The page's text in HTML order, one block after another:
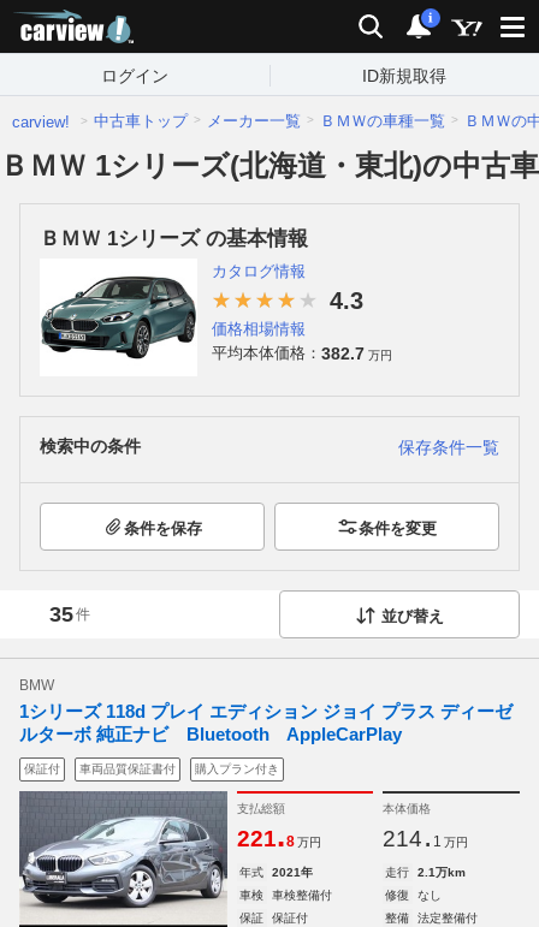
検索 通知
i
ログイン ID新規取得
carview! 中古車トップ メーカー一覧 ＢＭＷの車種一覧 ＢＭＷの
ＢＭＷ 1シリーズ(北海道・東北)の中古車
ＢＭＷ 1シリーズ の基本情報
カタログ情報
4.3
価格相場情報
平均本体価格： 382.7 万円
検索中の条件 保存条件一覧
条件を保存 条件を変更
35件 並び替え
BMW
1シリーズ 118d プレイ エディション ジョイ プラス ディーゼ
ルターボ 純正ナビ Bluetooth AppleCarPlay
保証付 車両品質保証書付 購入プラン付き
支払総額
221.8 万円
本体価格
214. 1 万円
年式 2021年 走行
2.1万km
車検
車検整備付 修復
なし
保証
保証付 整備
法定整備付